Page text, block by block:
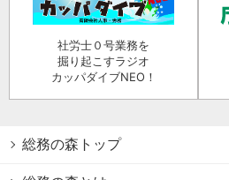
社労士０号業務を
掘り起こすラジオ
カッパダイブNEO！
総務の森トップ